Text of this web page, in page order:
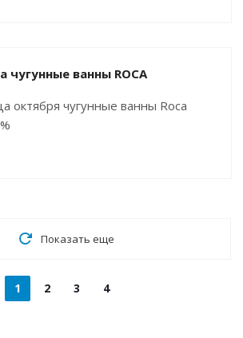
чугунные ванны ROCA
октября чугунные ванны Roca
Показать еще
1 2 3 4